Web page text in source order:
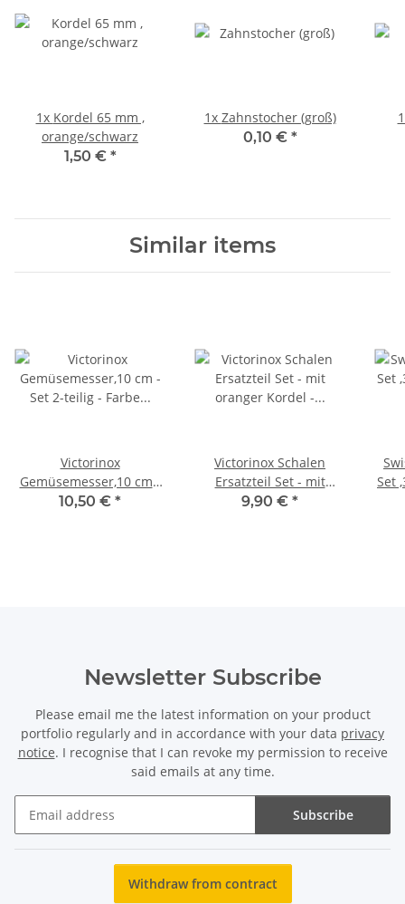
1x Kordel 65 mm ,
orange/schwarz
1,50 € *
1x Zahnstocher (groß)
0,10 € *
Similar items
Victorinox
Gemüsemesser,10 cm -
Set 2-teilig - Farbe nach
10,50 € *
Victorinox Schalen
Ersatzteil Set - mit
oranger Kordel - für
9,90 € *
Set
Newsletter Subscribe
Please email me the latest information on your product
portfolio regularly and in accordance with your data privacy
notice. I recognise that I can revoke my permission to receive
said emails at any time.
Subscribe
Withdraw from contract